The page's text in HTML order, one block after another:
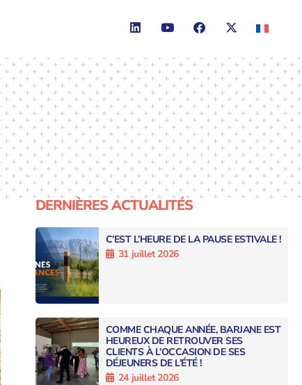
DERNIÈRES ACTUALITÉS
C’EST L’HEURE DE LA PAUSE ESTIVALE !
31 juillet 2026
COMME CHAQUE ANNÉE, BARJANE EST
HEUREUX DE RETROUVER SES
CLIENTS À L’OCCASION DE SES
DÉJEUNERS DE L’ÉTÉ !
24 juillet 2026